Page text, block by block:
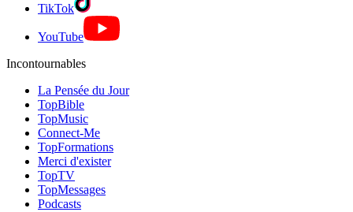
TikTok
YouTube
Incontournables
La Pensée du Jour
TopBible
TopMusic
Connect-Me
TopFormations
Merci d'exister
TopTV
TopMessages
Podcasts